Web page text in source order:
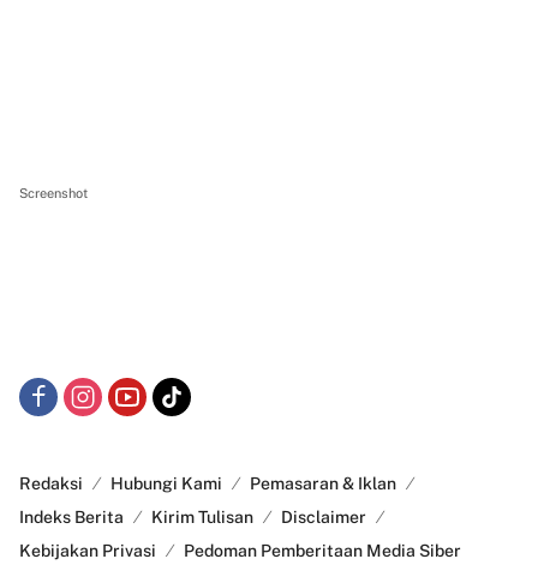
Screenshot
Redaksi Hubungi Kami
Pemasaran & Iklan
Indeks Berita
Kirim Tulisan
Disclaimer
Kebijakan Privasi
Pedoman Pemberitaan Media Siber